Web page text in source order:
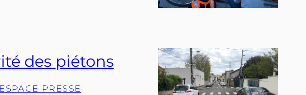
des piétons
ESPACE PRESSE